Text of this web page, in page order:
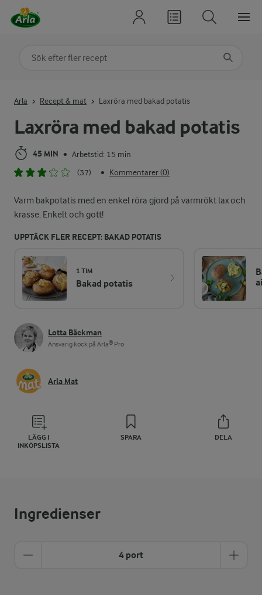
Laxröra med bakad potatis
45 MIN • Arbetstid: 15 min
(37)
• Kommentarer (0)
Varm bakpotatis med en enkel röra gjord på varmrökt lax och
krasse. Enkelt och gott!
UPPTÄCK FLER RECEPT: BAKAD POTATIS
1 TIM
Bakad potatis
Lotta Bäckman
Ansvarig kock på Arla® Pro
Arla Mat
LÄGG I
INKÖPSLISTA
SPARA DELA
Arla Recept & mat Laxröra med bakad potatis
Ingredienser
4 port
Sök på kategori eller ingrediens